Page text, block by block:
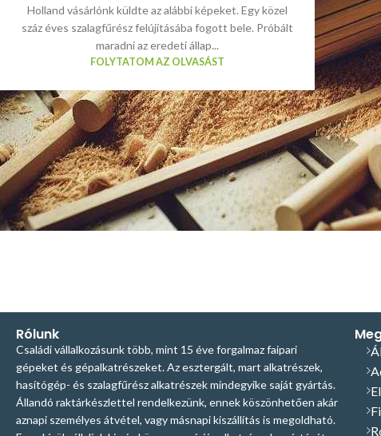
Holland vásárlónk küldte az alábbi képeket. Egy közel
száz éves szalagfűrész felújításába fogott bele. Próbált
maradni az eredeti állap...
FOLYTATOM AZ OLVASÁST
Rólunk
Családi vállalkozásunk több, mint 15 éve forgalmaz faipari
gépeket és gépalkatrészeket. Az esztergált, mart alkatrészek,
hasítógép- és szalagfűrész alkatrészek mindegyike saját gyártás.
Állandó raktárkészlettel rendelkezünk, ennek köszönhetően akár
aznapi személyes átvétel, vagy másnapi kiszállítás is megoldható.